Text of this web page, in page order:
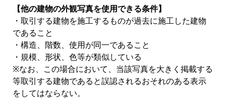
【他の建物の外観写真を使用できる条件】
・取引する建物を施工するものが過去に施工した建物
であること
・構造、階数、使用が同一であること
・規模、形状、色等が類似している
※なお、この場合において、当該写真を大きく掲載する
等取引する建物であると誤認されるおそれのある表示
をしてはならない。